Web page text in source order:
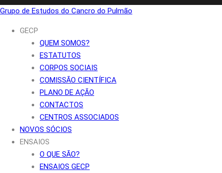
Grupo de Estudos do Cancro do Pulmão
GECP
QUEM SOMOS?
ESTATUTOS
CORPOS SOCIAIS
COMISSÃO CIENTÍFICA
PLANO DE AÇÃO
CONTACTOS
CENTROS ASSOCIADOS
NOVOS SÓCIOS
ENSAIOS
O QUE SÃO?
ENSAIOS GECP